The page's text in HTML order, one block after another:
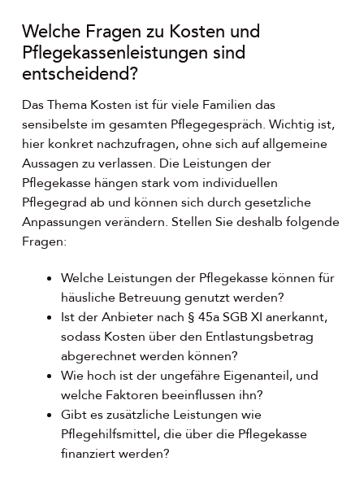
Welche Fragen zu Kosten und
Pflegekassenleistungen sind
entscheidend?
Das Thema Kosten ist für viele Familien das
sensibelste im gesamten Pflegegespräch. Wichtig ist,
hier konkret nachzufragen, ohne sich auf allgemeine
Aussagen zu verlassen. Die Leistungen der
Pflegekasse hängen stark vom individuellen
Pflegegrad ab und können sich durch gesetzliche
Anpassungen verändern. Stellen Sie deshalb folgende
Fragen:
Welche Leistungen der Pflegekasse können für
häusliche Betreuung genutzt werden?
Ist der Anbieter nach § 45a SGB XI anerkannt,
sodass Kosten über den Entlastungsbetrag
abgerechnet werden können?
Wie hoch ist der ungefähre Eigenanteil, und
welche Faktoren beeinflussen ihn?
Gibt es zusätzliche Leistungen wie
Pflegehilfsmittel, die über die Pflegekasse
finanziert werden?